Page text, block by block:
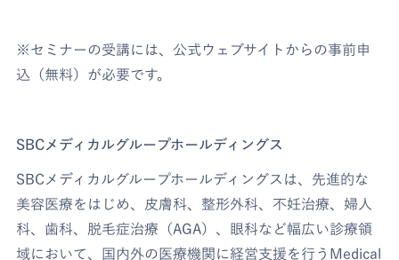
※セミナーの受講には、公式ウェブサイトからの事前申
込（無料）が必要です。
SBCメディカルグループホールディングス
SBCメディカルグループホールディングスは、先進的な
美容医療をはじめ、皮膚科、整形外科、不妊治療、婦人
科、歯科、脱毛症治療（AGA）、眼科など幅広い診療領
域において、国内外の医療機関に経営支援を行うMedical